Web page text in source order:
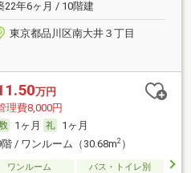
22年6ヶ月 / 10階建
東京都品川区南大井３丁目
万円
理費8,000円
1ヶ月
1ヶ月
/ ワンルーム（30.68m2）
ワンルーム
バス・トイレ別